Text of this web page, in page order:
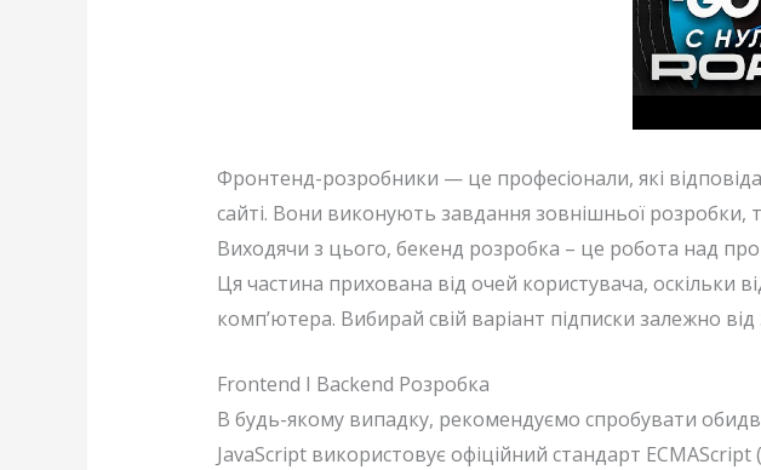
Фронтенд-розробники — це професіонали, які
сайті. Вони виконують завдання зовнішньої розробки,
Виходячи з цього, бекенд розробка – це робота над
Ця частина прихована від очей користувача, оскільки
комп’ютера. Вибирай свій варіант підписки залежно
Frontend І Backend Розробка
В будь-якому випадку, рекомендуємо спробувати
JavaScript використовує офіційний стандарт